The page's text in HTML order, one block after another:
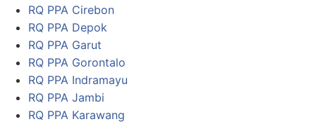
RQ PPA Cirebon
RQ PPA Depok
RQ PPA Garut
RQ PPA Gorontalo
RQ PPA Indramayu
RQ PPA Jambi
RQ PPA Karawang